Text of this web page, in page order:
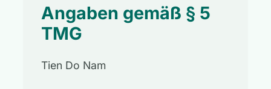
Angaben gemäß § 5
TMG
Tien Do Nam